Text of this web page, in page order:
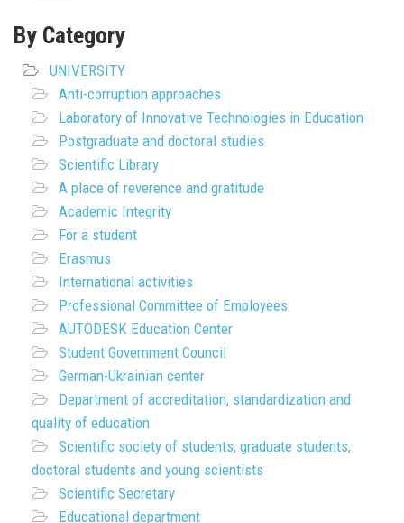
By Category
UNIVERSITY
Anti-corruption approaches
Laboratory of Innovative Technologies in Education
Postgraduate and doctoral studies
Scientific Library
A place of reverence and gratitude
Academic Integrity
For a student
Erasmus
International activities
Professional Committee of Employees
AUTODESK Education Center
Student Government Council
German-Ukrainian center
Department of accreditation, standardization and
quality of education
Scientific society of students, graduate students,
doctoral students and young scientists
Scientific Secretary
Educational department